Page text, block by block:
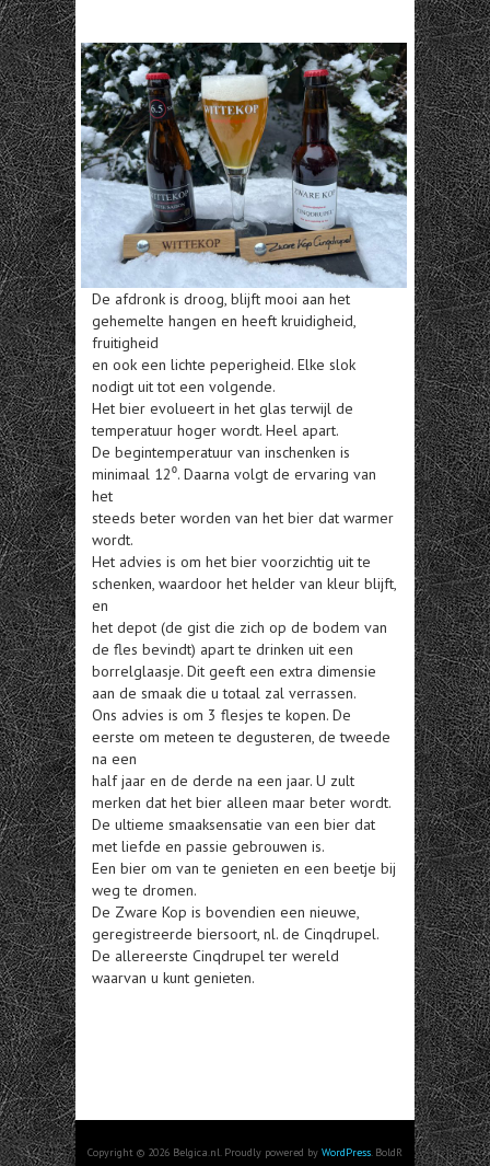
De afdronk is droog, blijft mooi aan het
gehemelte hangen en heeft kruidigheid,
fruitigheid
en ook een lichte peperigheid. Elke slok
nodigt uit tot een volgende.
Het bier evolueert in het glas terwijl de
temperatuur hoger wordt. Heel apart.
De begintemperatuur van inschenken is
minimaal 12⁰. Daarna volgt de ervaring van
het
steeds beter worden van het bier dat warmer
wordt.
Het advies is om het bier voorzichtig uit te
schenken, waardoor het helder van kleur blijft,
en
het depot (de gist die zich op de bodem van
de fles bevindt) apart te drinken uit een
borrelglaasje. Dit geeft een extra dimensie
aan de smaak die u totaal zal verrassen.
Ons advies is om 3 flesjes te kopen. De
eerste om meteen te degusteren, de tweede
na een
half jaar en de derde na een jaar. U zult
merken dat het bier alleen maar beter wordt.
De ultieme smaaksensatie van een bier dat
met liefde en passie gebrouwen is.
Een bier om van te genieten en een beetje bij
weg te dromen.
De Zware Kop is bovendien een nieuwe,
geregistreerde biersoort, nl. de Cinqdrupel.
De allereerste Cinqdrupel ter wereld
waarvan u kunt genieten.
Copyright © 2026 Belgica.nl. Proudly powered by WordPress. BoldR